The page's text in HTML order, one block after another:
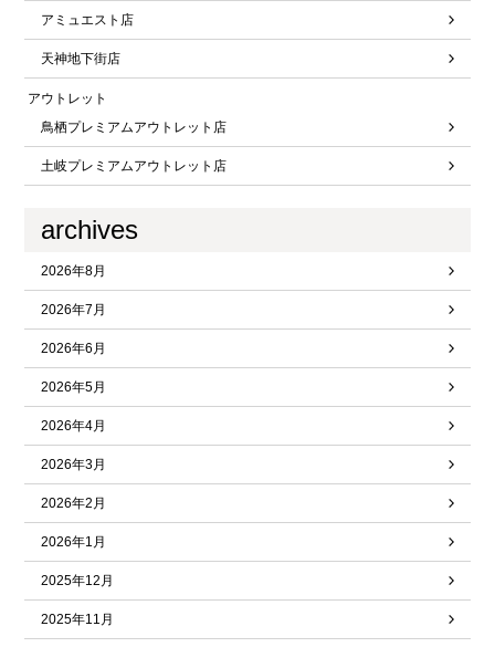
アミュエスト店
天神地下街店
アウトレット
鳥栖プレミアムアウトレット店
土岐プレミアムアウトレット店
archives
2026年8月
2026年7月
2026年6月
2026年5月
2026年4月
2026年3月
2026年2月
2026年1月
2025年12月
2025年11月